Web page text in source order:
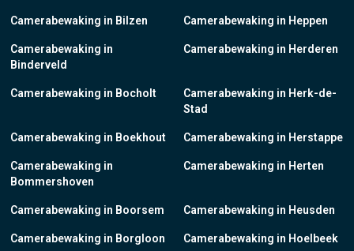
Camerabewaking in Bilzen
Camerabewaking in
Binderveld
Camerabewaking in Bocholt
Camerabewaking in Boekhout
Camerabewaking in
Bommershoven
Camerabewaking in Boorsem
Camerabewaking in Borgloon
Camerabewaking in Heppen
Camerabewaking in Herderen
Camerabewaking in Herk-de-
Stad
Camerabewaking in Herstappe
Camerabewaking in Herten
Camerabewaking in Heusden
Camerabewaking in Hoelbeek